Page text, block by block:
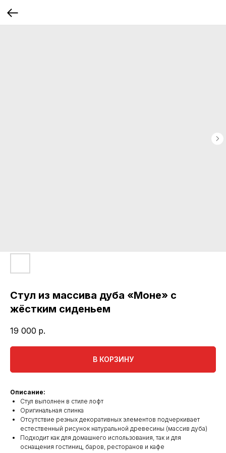
Стул из массива дуба «Моне» с
жёстким сиденьем
19 000 р.
В КОРЗИНУ
Описание:
Стул выполнен в стиле лофт
Оригинальная спинка
Отсутствие резных декоративных элементов подчеркивает
естественный рисунок натуральной древесины (массив дуба)
Подходит как для домашнего использования, так и для
оснащения гостиниц, баров, ресторанов и кафе